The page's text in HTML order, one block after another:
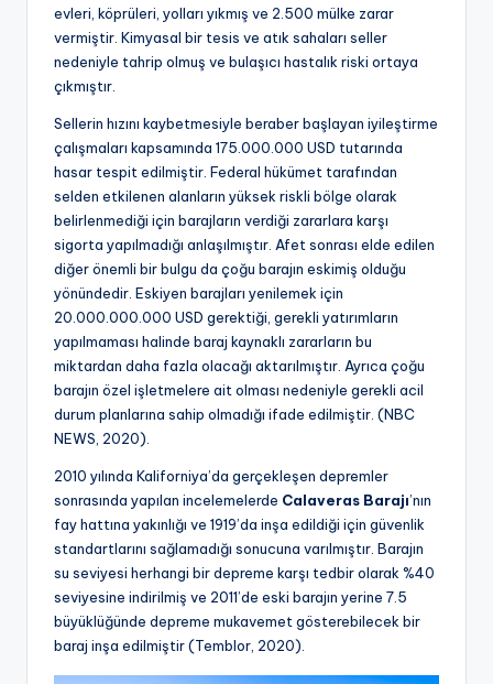
evleri, köprüleri, yolları yıkmış ve 2.500 mülke zarar
vermiştir. Kimyasal bir tesis ve atık sahaları seller
nedeniyle tahrip olmuş ve bulaşıcı hastalık riski ortaya
çıkmıştır.
Sellerin hızını kaybetmesiyle beraber başlayan iyileştirme
çalışmaları kapsamında 175.000.000 USD tutarında
hasar tespit edilmiştir. Federal hükümet tarafından
selden etkilenen alanların yüksek riskli bölge olarak
belirlenmediği için barajların verdiği zararlara karşı
sigorta yapılmadığı anlaşılmıştır. Afet sonrası elde edilen
diğer önemli bir bulgu da çoğu barajın eskimiş olduğu
yönündedir. Eskiyen barajları yenilemek için
20.000.000.000 USD gerektiği, gerekli yatırımların
yapılmaması halinde baraj kaynaklı zararların bu
miktardan daha fazla olacağı aktarılmıştır. Ayrıca çoğu
barajın özel işletmelere ait olması nedeniyle gerekli acil
durum planlarına sahip olmadığı ifade edilmiştir. (NBC
NEWS, 2020).
2010 yılında Kaliforniya’da gerçekleşen depremler
sonrasında yapılan incelemelerde Calaveras Barajı’nın
fay hattına yakınlığı ve 1919’da inşa edildiği için güvenlik
standartlarını sağlamadığı sonucuna varılmıştır. Barajın
su seviyesi herhangi bir depreme karşı tedbir olarak %40
seviyesine indirilmiş ve 2011’de eski barajın yerine 7.5
büyüklüğünde depreme mukavemet gösterebilecek bir
baraj inşa edilmiştir (Temblor, 2020).